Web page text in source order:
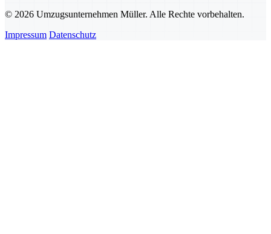
© 2026 Umzugsunternehmen Müller. Alle Rechte vorbehalten.
Impressum Datenschutz